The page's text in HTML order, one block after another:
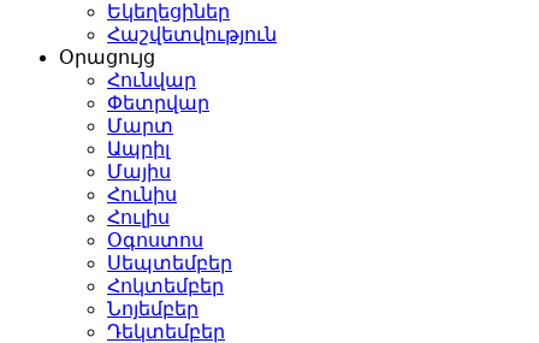
Եկեղեցիներ
Հաշվետվություն
Օրացույց
Հունվար
Փետրվար
Մարտ
Ապրիլ
Մայիս
Հունիս
Հուլիս
Օգոստոս
Սեպտեմբեր
Հոկտեմբեր
Նոյեմբեր
Դեկտեմբեր